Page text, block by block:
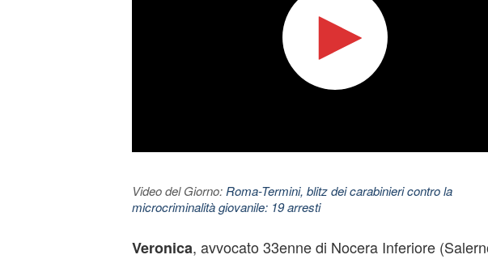
Video del Giorno: Roma-Termini, blitz dei carabinieri contro la
microcriminalità giovanile: 19 arresti
Veronica, avvocato 33enne di Nocera Inferiore